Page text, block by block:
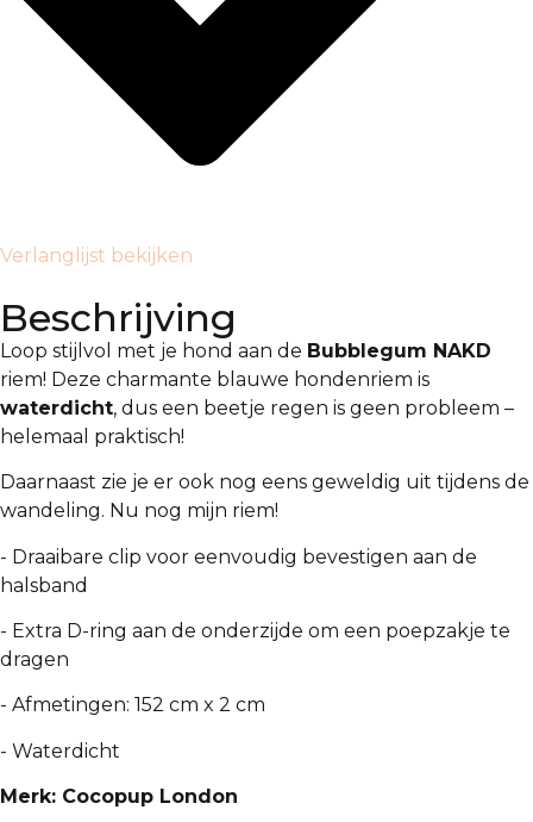
Verlanglijst bekijken
Beschrijving
Loop stijlvol met je hond aan de Bubblegum NAKD
riem! Deze charmante blauwe hondenriem is
waterdicht, dus een beetje regen is geen probleem –
helemaal praktisch!
Daarnaast zie je er ook nog eens geweldig uit tijdens de
wandeling. Nu nog mijn riem!
- Draaibare clip voor eenvoudig bevestigen aan de
halsband
- Extra D-ring aan de onderzijde om een poepzakje te
dragen
- Afmetingen: 152 cm x 2 cm
- Waterdicht
Merk: Cocopup London